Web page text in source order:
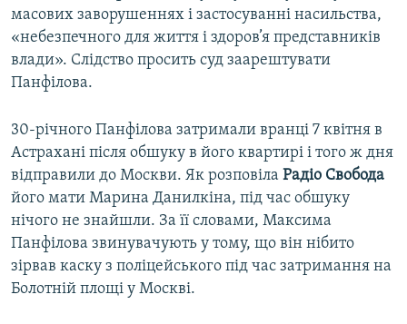
масових заворушеннях і застосуванні насильства,
«небезпечного для життя і здоров’я представників
влади». Слідство просить суд заарештувати
Панфілова.
30-річного Панфілова затримали вранці 7 квітня в
Астрахані після обшуку в його квартирі і того ж дня
відправили до Москви. Як розповіла Радіо Свобода
його мати Марина Данилкіна, під час обшуку
нічого не знайшли. За її словами, Максима
Панфілова звинувачують у тому, що він нібито
зірвав каску з поліцейського під час затримання на
Болотній площі у Москві.